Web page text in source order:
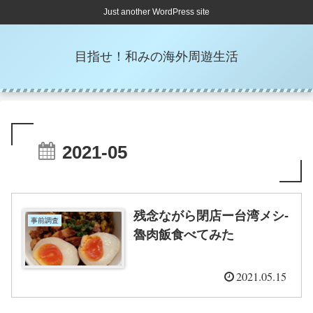
Just another WordPress site
目指せ！和みの海外周遊生活
2021-05
事前調査
残念ながら閉店ー台湾メシ-
魯肉飯食べてみた
2021.05.15